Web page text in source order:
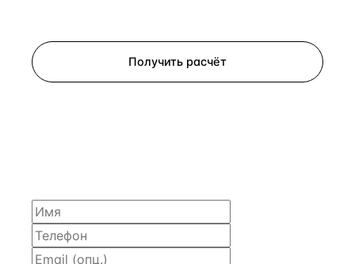
Получить расчёт